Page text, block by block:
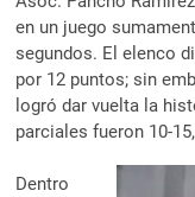
en un juego
segundos. El elenco
por 12 puntos; sin
logró dar vuelta la
parciales fueron 10-
Dentro